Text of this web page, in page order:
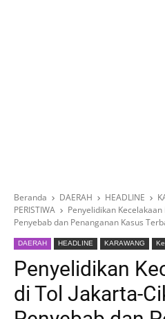
Beranda DAERAH HEADLINE
PERISTIWA
Penyelidikan
Penyebab dan Penanganan Kasus
DAERAH HEADLINE KARAWANG
Penyelidikan
di Tol Jakarta-